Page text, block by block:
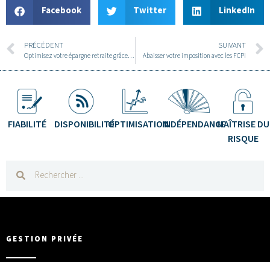
Facebook Twitter LinkedIn
PRÉCÉDENT
Optimisez votre épargne retraite grâce au PER
SUIVANT
Abaisser votre imposition avec les FCPI
FIABILITÉ DISPONIBILITÉOPTIMISATIONINDÉPENDANCEMAÎTRISE DU
RISQUE
GESTION PRIVÉE